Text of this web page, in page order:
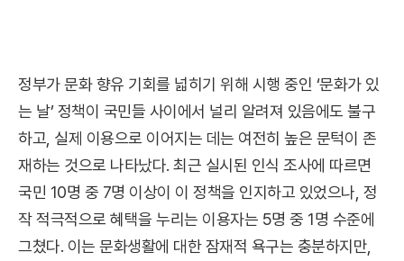
정부가 문화 향유 기회를 넓히기 위해 시행 중인 ‘문화가 있
는 날’ 정책이 국민들 사이에서 널리 알려져 있음에도 불구
하고, 실제 이용으로 이어지는 데는 여전히 높은 문턱이 존
재하는 것으로 나타났다. 최근 실시된 인식 조사에 따르면
국민 10명 중 7명 이상이 이 정책을 인지하고 있었으나, 정
작 적극적으로 혜택을 누리는 이용자는 5명 중 1명 수준에
그쳤다. 이는 문화생활에 대한 잠재적 욕구는 충분하지만,